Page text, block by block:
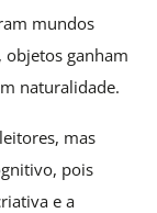
mundos
objetos ganham
naturalidade.
mas
pois
e a